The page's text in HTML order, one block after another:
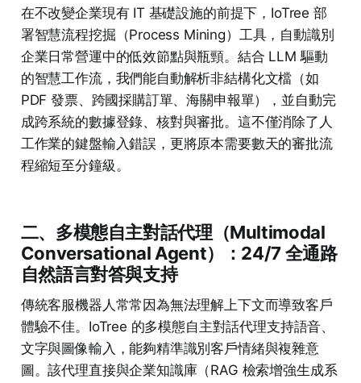
在不改變企業現有 IT 基礎設施的前提下，IoTree 部
署智慧流程挖掘（Process Mining）工具，自動識別
企業日常營運中的低效節點與瓶頸。結合 LLM 驅動
的智慧工作流，我們能自動解析非結構化文檔（如
PDF 發票、跨國採購訂單、海關申報單），並自動完
成跨系統的數據登錄、核對與審批。這不僅消除了人
工作業的鍵盤輸入錯誤，更將原本需要數天的審批流
程縮短至分鐘級。
二、多模態自主對話代理（Multimodal
Conversational Agent）：24/7 全通路
自然語言對答與支持
傳統客服機器人常常因為無法理解上下文而導致客戶
體驗不佳。IoTree 的多模態自主對話代理支持語音、
文字與圖像輸入，能夠精準識別客戶情緒與複雜意
圖。該代理直接與企業知識庫（RAG 檢索增強生成系